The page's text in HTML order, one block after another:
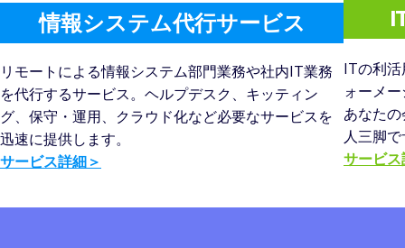
情報システム代行サービス
リモートによる情報システム部門業務や社内IT業務
を代行するサービス。ヘルプデスク、キッティン
グ、保守・運用、クラウド化など必要なサービスを
迅速に提供します​。
サービス詳細＞
ITの利
ォーメ
あなた
人三脚
サービ